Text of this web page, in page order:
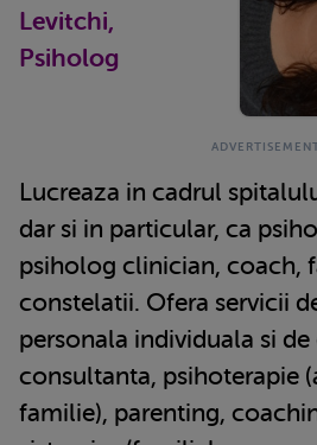
Levitchi,
Psiholog
Lucreaza in cadrul
dar si in particular, ca
psiholog clinician, coach,
constelatii. Ofera servicii
personala individuala si de
consultanta, psihoterapie
familie), parenting,